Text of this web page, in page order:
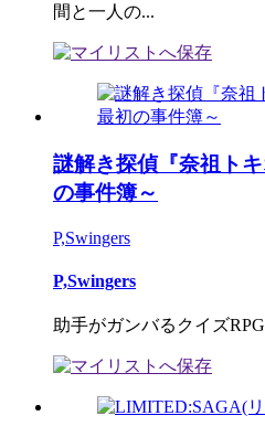
間と一人の...
謎解き探偵『奈祖ト
の事件簿～
P,Swingers
P,Swingers
助手がガンバるクイズRPG